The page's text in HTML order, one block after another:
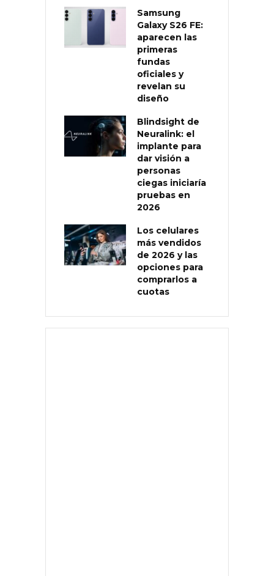
Samsung
Galaxy S26 FE:
aparecen las
primeras
fundas
oficiales y
revelan su
diseño
Blindsight de
Neuralink: el
implante para
dar visión a
personas
ciegas iniciaría
pruebas en
2026
Los celulares
más vendidos
de 2026 y las
opciones para
comprarlos a
cuotas